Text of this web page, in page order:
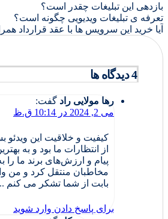
بازدهی این تبلیغات چقدر است؟
تعرفه ی تبلیغات ویدیویی چگونه است؟
آیا خرید این سرویس ها با عقد قرارداد
4 دیدگاه ها
رها مولایی راد گفت:
می 2, 2024 در 10:14 ق.ظ
کیفیت و خلاقیت این ویدئو
از انتظارات ما بود و به
پیام و ارزش‌های برند ما را
مخاطبان منتقل کرد و من
بابت از شما تشکر می کنم ..
برای پاسخ دادن وارد شوید